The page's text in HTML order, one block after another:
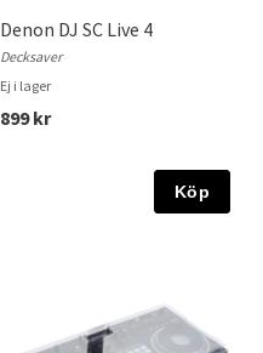
Denon DJ SC Live 4
Decksaver
Ej i lager
899 kr
Köp